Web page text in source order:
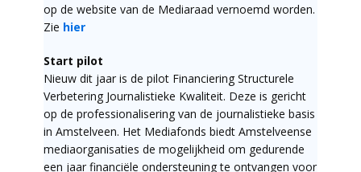
op de website van de Mediaraad vernoemd worden.
Zie hier
Start pilot
Nieuw dit jaar is de pilot Financiering Structurele
Verbetering Journalistieke Kwaliteit. Deze is gericht
op de professionalisering van de journalistieke basis
in Amstelveen. Het Mediafonds biedt Amstelveense
mediaorganisaties de mogelijkheid om gedurende
een jaar financiële ondersteuning te ontvangen voor